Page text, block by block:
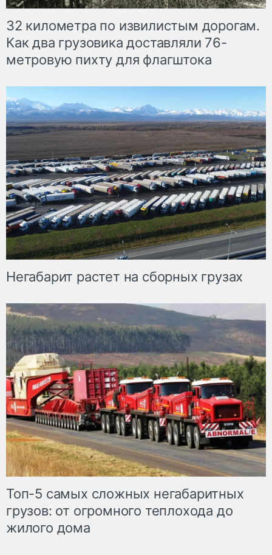
32 километра по извилистым дорогам.
Как два грузовика доставляли 76-
метровую пихту для флагштока
Негабарит растет на сборных грузах
Топ-5 самых сложных негабаритных
грузов: от огромного теплохода до
жилого дома